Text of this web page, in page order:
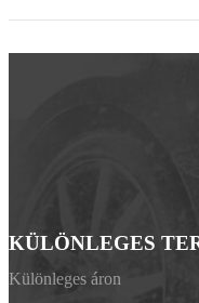
KÜLÖNLEGES
Különleges áron